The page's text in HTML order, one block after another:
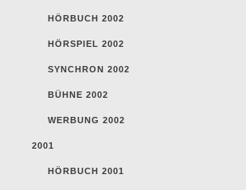
HÖRBUCH 2002
HÖRSPIEL 2002
SYNCHRON 2002
BÜHNE 2002
WERBUNG 2002
2001
HÖRBUCH 2001